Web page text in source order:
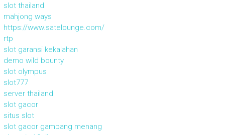
slot thailand
mahjong ways
https://www.satelounge.com/
rtp
slot garansi kekalahan
demo wild bounty
slot olympus
slot777
server thailand
slot gacor
situs slot
slot gacor gampang menang